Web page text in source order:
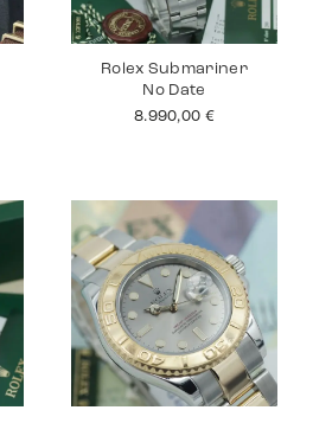
Rolex Submariner
No Date
8.990,00 €